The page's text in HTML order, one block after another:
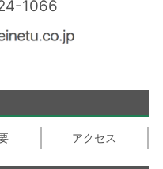
1066
アクセス